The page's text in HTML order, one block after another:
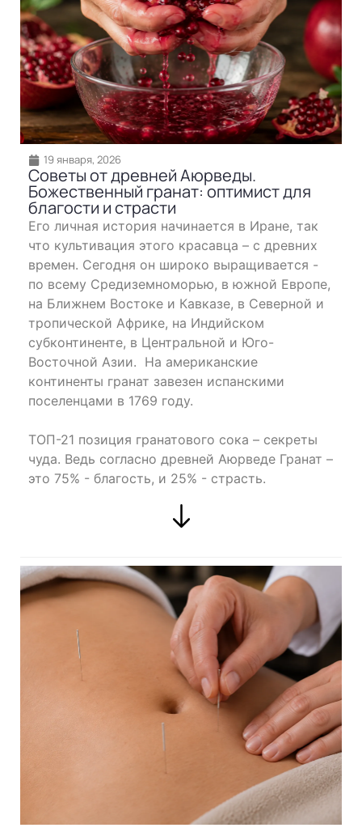
19 января, 2026
Советы от древней Аюрведы.
Божественный гранат: оптимист для
благости и страсти
Его личная история начинается в Иране, так
что культивация этого красавца – с древних
времен. Сегодня он широко выращивается -
по всему Средиземноморью, в южной Европе,
на Ближнем Востоке и Кавказе, в Северной и
тропической Африке, на Индийском
субконтиненте, в Центральной и Юго-
Восточной Азии. На американские
континенты гранат завезен испанскими
поселенцами в 1769 году.
ТОП-21 позиция гранатового сока – секреты
чуда. Ведь согласно древней Аюрведе Гранат –
это 75% - благость, и 25% - страсть.